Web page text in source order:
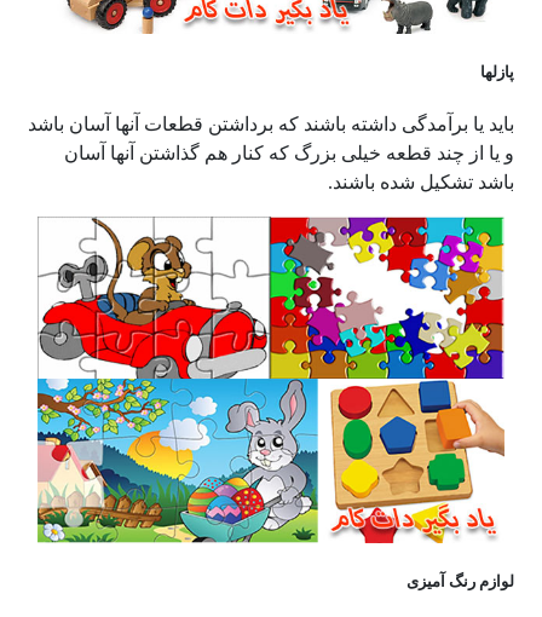
پازلها
باید یا برآمدگی داشته باشند که برداشتن قطعات آنها آسان باشد
و یا از چند قطعه خیلی بزرگ که کنار هم گذاشتن آنها آسان
باشد تشکیل شده باشند.
لوازم رنگ آمیزی